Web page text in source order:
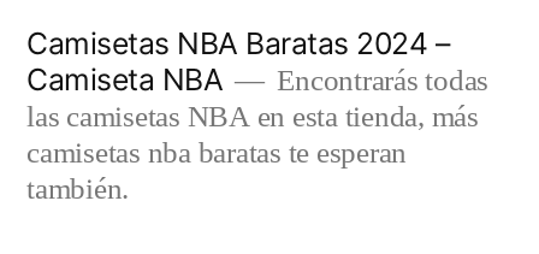
contenido
Camisetas NBA Baratas 2024 –
Camiseta NBA
Encontrarás todas
las camisetas NBA en esta tienda, más
camisetas nba baratas te esperan
también.